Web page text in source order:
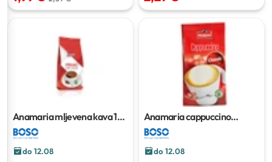
Anamaria mljevena kava175
g
do 12.08
Anamaria cappuccino
Classic
do 12.08